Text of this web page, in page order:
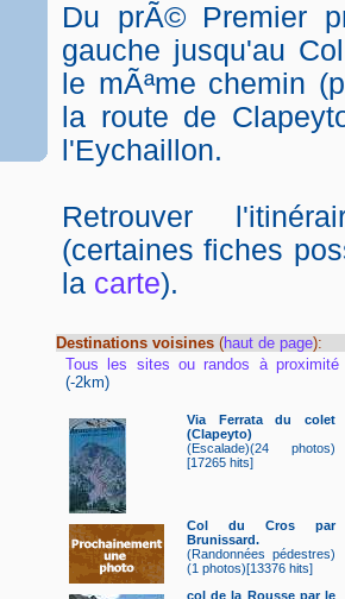
Du prÃ© Premier
gauche jusqu'au
le mÃªme chemin
la route de
l'Eychaillon.
Retrouver
(certaines fiches
la carte).
Destinations voisines (haut de page):
Tous les sites ou randos à proximité
(-2km)
Via Ferrata du colet
(Clapeyto)
(Escalade)(24 photos)
[17265 hits]
Col du Cros par
Brunissard.
(Randonnées pédestres)
(1 photos)[13376 hits]
col de la Rousse par le